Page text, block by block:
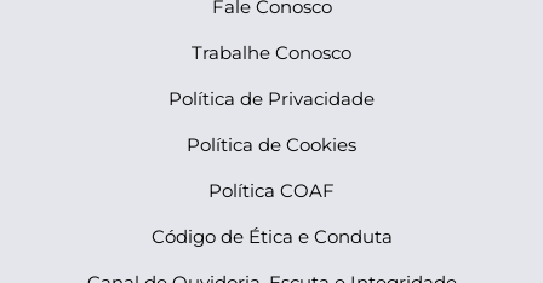
Fale Conosco
Trabalhe Conosco
Política de Privacidade
Política de Cookies
Política COAF
Código de Ética e Conduta